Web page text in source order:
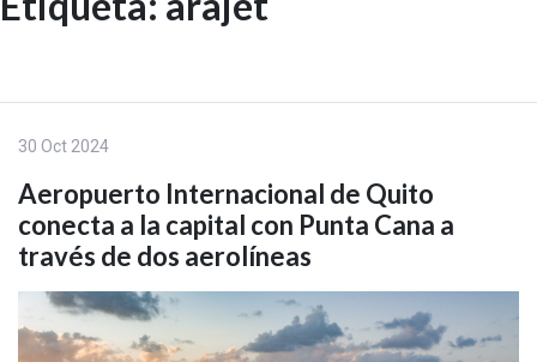
Skip
30 Oct 2024
Aeropuerto Internacional de Quito
conecta a la capital con Punta Cana a
través de dos aerolíneas